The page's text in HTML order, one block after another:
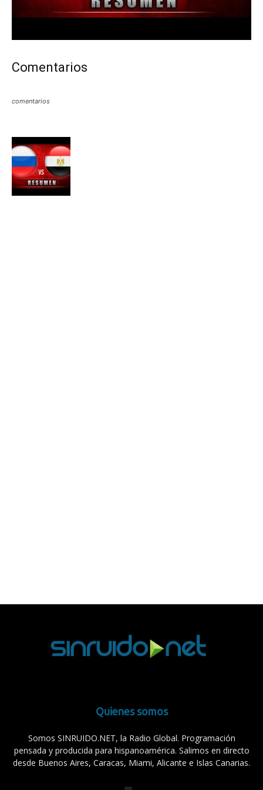
Comentarios
comentarios
Quienes somos
Somos SINRUIDO.NET, la Radio Global. Programación
pensada y producida para hispanoamérica. Salimos en directo
desde Buenos Aires, Caracas, Miami, Alicante e Islas Canarias.